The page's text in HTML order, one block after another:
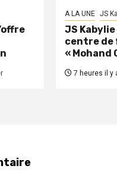
A LA UNE JS
JS
centre
« Mohand
7 heures il y